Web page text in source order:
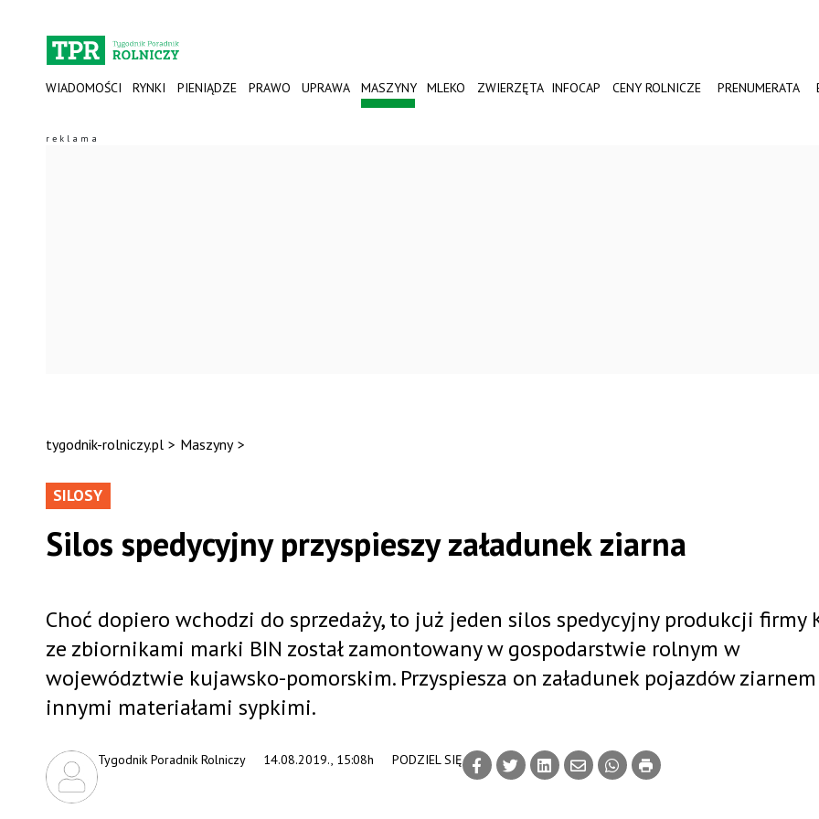
WIADOMOŚCI RYNKI PIENIĄDZE PRAWO UPRAWA MASZYNY MLEKO ZWIERZĘTA INFOCAP CENY ROLNICZE PRENUMERATA
tygodnik-rolniczy.pl > Maszyny >
SILOSY
Silos spedycyjny przyspieszy załadunek ziarna
14.08.2019., 15:08h
Tygodnik Poradnik Rolniczy PODZIEL SIĘ
Choć dopiero wchodzi do sprzedaży, to już jeden silos spedycyjny produkcji firmy
ze zbiornikami marki BIN został zamontowany w gospodarstwie rolnym w
województwie kujawsko-pomorskim. Przyspiesza on załadunek pojazdów
innymi materiałami sypkimi.